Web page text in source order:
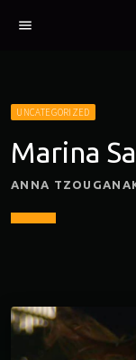
menu
UNCATEGORIZED
Marina
ANNA